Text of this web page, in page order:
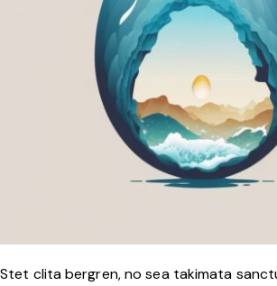
Stet clita bergren, no sea takimata